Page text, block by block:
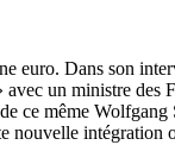
euro. Dans son
un ministre
ce même
nouvelle intégration